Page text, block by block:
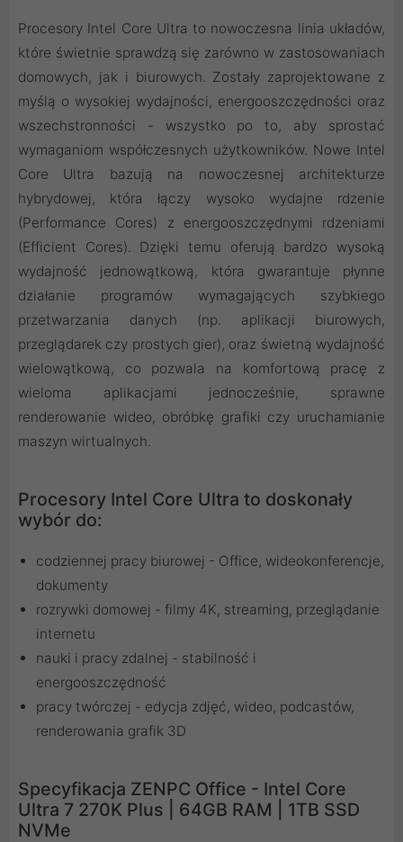
Procesory Intel Core Ultra to nowoczesna linia układów,
które świetnie sprawdzą się zarówno w zastosowaniach
domowych, jak i biurowych. Zostały zaprojektowane z
myślą o wysokiej wydajności, energooszczędności oraz
wszechstronności - wszystko po to, aby sprostać
wymaganiom współczesnych użytkowników. Nowe Intel
Core Ultra bazują na nowoczesnej architekturze
hybrydowej, która łączy wysoko wydajne rdzenie
(Performance Cores) z energooszczędnymi rdzeniami
(Efficient Cores). Dzięki temu oferują bardzo wysoką
wydajność jednowątkową, która gwarantuje płynne
działanie programów wymagających szybkiego
przetwarzania danych (np. aplikacji biurowych,
przeglądarek czy prostych gier), oraz świetną wydajność
wielowątkową, co pozwala na komfortową pracę z
wieloma aplikacjami jednocześnie, sprawne
renderowanie wideo, obróbkę grafiki czy uruchamianie
maszyn wirtualnych.
Procesory Intel Core Ultra to doskonały
wybór do:
codziennej pracy biurowej - Office, wideokonferencje,
dokumenty
rozrywki domowej - filmy 4K, streaming, przeglądanie
internetu
nauki i pracy zdalnej - stabilność i
energooszczędność
pracy twórczej - edycja zdjęć, wideo, podcastów,
renderowania grafik 3D
Specyfikacja ZENPC Office - Intel Core
Ultra 7 270K Plus | 64GB RAM | 1TB SSD
NVMe